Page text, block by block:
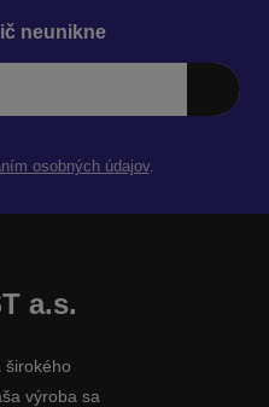
neunikne
osobných údajov.
a.s.
širokého
výroba sa